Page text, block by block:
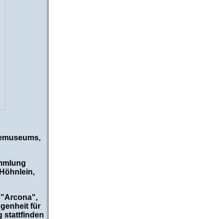
"Arcona",
für
stattfinden